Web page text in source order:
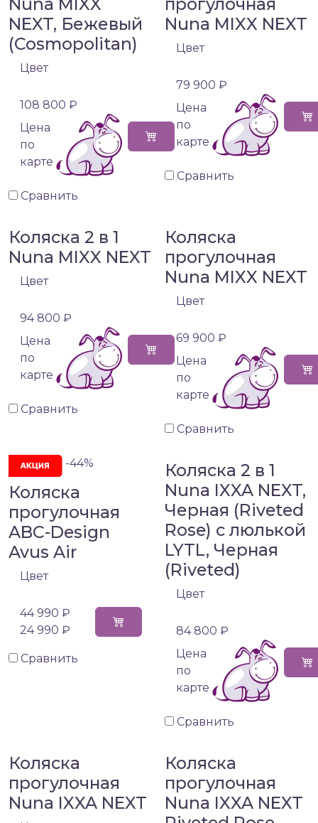
NEXT, Бежевый
(Cosmopolitan)
Цвет
108 800 ₽
Цена
по
карте
Сравнить
Nuna MIXX NEXT
Цвет
79 900 ₽
Цена
по
карте
Сравнить
Коляска 2 в 1
Nuna MIXX NEXT
Цвет
94 800 ₽
Цена
по
карте
Сравнить
Коляска
прогулочная
Nuna MIXX NEXT
Цвет
69 900 ₽
Цена
по
карте
Сравнить
-44%
Коляска
прогулочная
ABC-Design
Avus Air
Цвет
44 990 ₽
24 990 ₽
Сравнить
Коляска 2 в 1
Nuna IXXA NEXT,
Черная (Riveted
Rose) с люлькой
LYTL, Черная
(Riveted)
Цвет
84 800 ₽
Цена
по
карте
Сравнить
Коляска
прогулочная
Nuna IXXA NEXT
Коляска
прогулочная
Nuna IXXA NEXT